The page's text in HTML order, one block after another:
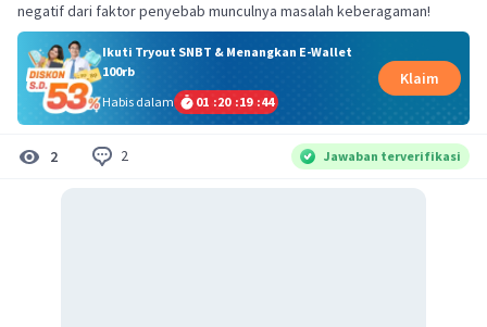
negatif dari faktor penyebab munculnya masalah keberagaman!
Ikuti Tryout SNBT & Menangkan E-Wallet
100rb
Habis dalam
01 :20 :19 :44
Klaim
2 2 Jawaban terverifikasi